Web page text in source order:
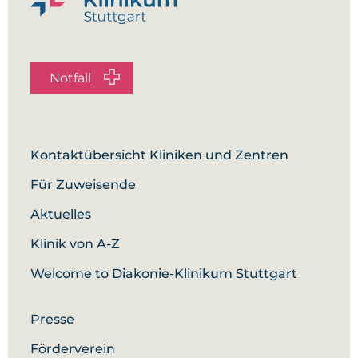
Kontaktübersicht Kliniken und Zentren
Für Zuweisende
Aktuelles
Klinik von A-Z
Welcome to Diakonie-Klinikum Stuttgart
Presse
Förderverein
Notfall